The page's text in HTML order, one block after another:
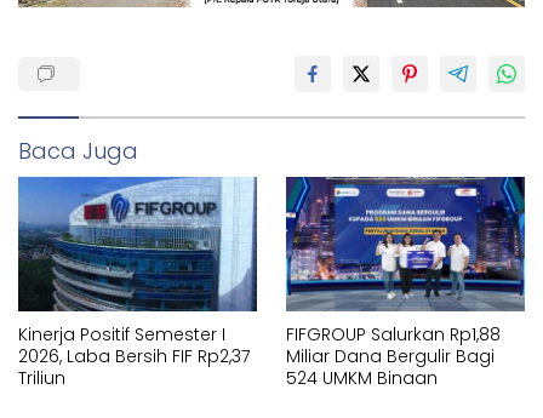
Baca Juga
Kinerja Positif Semester I
2026, Laba Bersih FIF Rp2,37
Triliun
FIFGROUP Salurkan Rp1,88
Miliar Dana Bergulir Bagi
524 UMKM Binaan